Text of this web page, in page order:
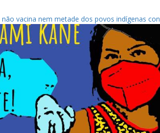
vacina nem metade dos povos indígenas